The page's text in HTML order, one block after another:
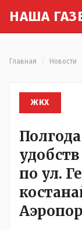
НАША Г
Главная Новости
ЖКХ
по ул.